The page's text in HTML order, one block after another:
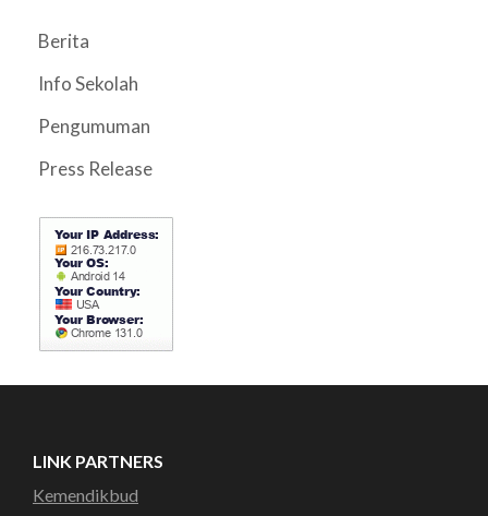
Berita
Info Sekolah
Pengumuman
Press Release
LINK PARTNERS
Kemendikbud